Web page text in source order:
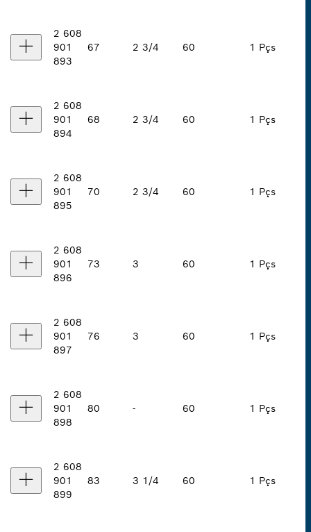
2 608
901
893
67 2 3/4 60 1 Pçs
2 608
901
894
68 2 3/4 60 1 Pçs
2 608
901
895
70 2 3/4 60 1 Pçs
2 608
901
896
73 3 60 1 Pçs
2 608
901
897
76 3 60 1 Pçs
2 608
901
898
80 - 60 1 Pçs
2 608
901
899
83 3 1/4 60 1 Pçs